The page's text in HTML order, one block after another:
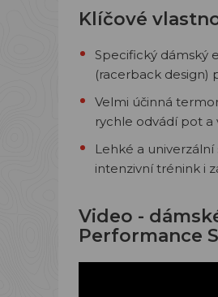
Klíčové
Specifický dámský
(racerback design)
Velmi účinná
rychle odvádí pot a
Lehké a
intenzivní trénink i
Video -
Performance